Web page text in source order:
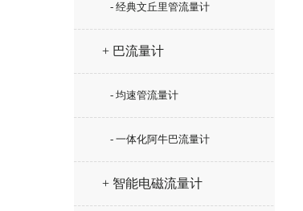
- 经典文丘里管流量计
+ 巴流量计
- 均速管流量计
- 一体化阿牛巴流量计
+ 智能电磁流量计